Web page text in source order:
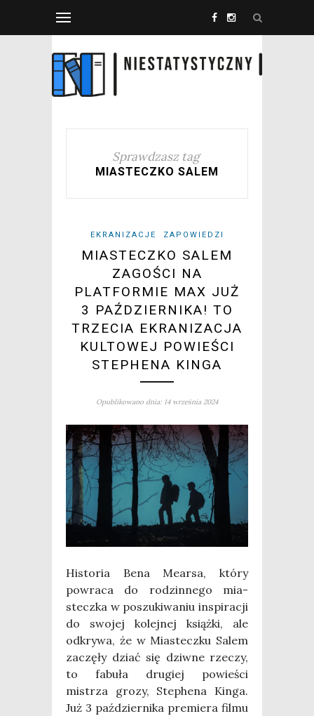
Sprawdzasz tag
MIASTECZKO SALEM
EKRANIZACJE ZAPOWIEDZI
MIASTECZKO SALEM
ZAGOŚCI NA
PLATFORMIE MAX JUŻ
3 PAŹDZIERNIKA! TO
TRZECIA EKRANIZACJA
KULTOWEJ POWIEŚCI
STEPHENA KINGA
Opublikowano dnia: 14 września 2024
Histo­ria Bena Mear­sa, któ­ry
powra­ca do rodzin­ne­go mia­
stecz­ka w poszu­ki­wa­niu inspi­ra­cji
do swo­jej kolej­nej książ­ki, ale
odkry­wa, że w Mia­stecz­ku Salem
zaczę­ły dziać się dziw­ne rze­czy,
to fabu­ła dru­giej powie­ści
mistrza gro­zy, Ste­phe­na Kin­ga.
Już 3 paź­dzier­ni­ka pre­mie­ra fil­mu